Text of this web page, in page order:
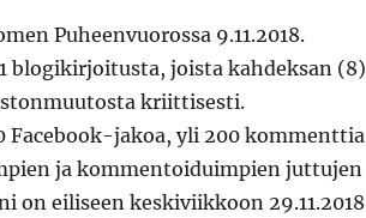
Puheenvuorossa 9.11.2018.
blogikirjoitusta, joista kahdeksan (8)
kriittisesti.
Facebook-jakoa, yli 200 kommenttia
ja kommentoiduimpien juttujen
on eiliseen keskiviikkoon 29.11.2018